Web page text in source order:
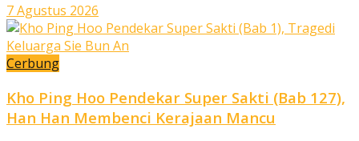
7 Agustus 2026
Cerbung
Kho Ping Hoo Pendekar Super Sakti (Bab 127),
Han Han Membenci Kerajaan Mancu